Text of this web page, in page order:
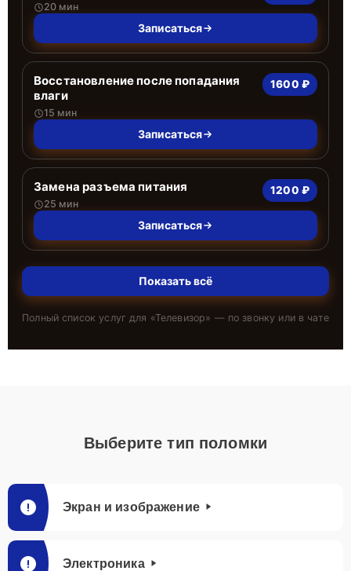
20 мин
Записаться
Восстановление после попадания
влаги
15 мин
1600 ₽
Записаться
Замена разъема питания
25 мин
1200 ₽
Записаться
Показать всё
Полный список услуг для «Телевизор» — по звонку или в чате
Выберите тип поломки
Экран и изображение
Электроника